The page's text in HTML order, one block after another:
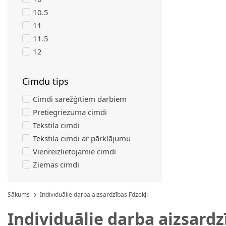
10.5
11
11.5
12
Cimdu tips
filter
Cimdi sarežģītiem darbiem
Pretiegriezuma cimdi
Tekstila cimdi
Tekstila cimdi ar pārklājumu
Vienreizlietojamie cimdi
Ziemas cimdi
Sākums Individuālie darba aizsardzības līdzekļi
Individuālie darba